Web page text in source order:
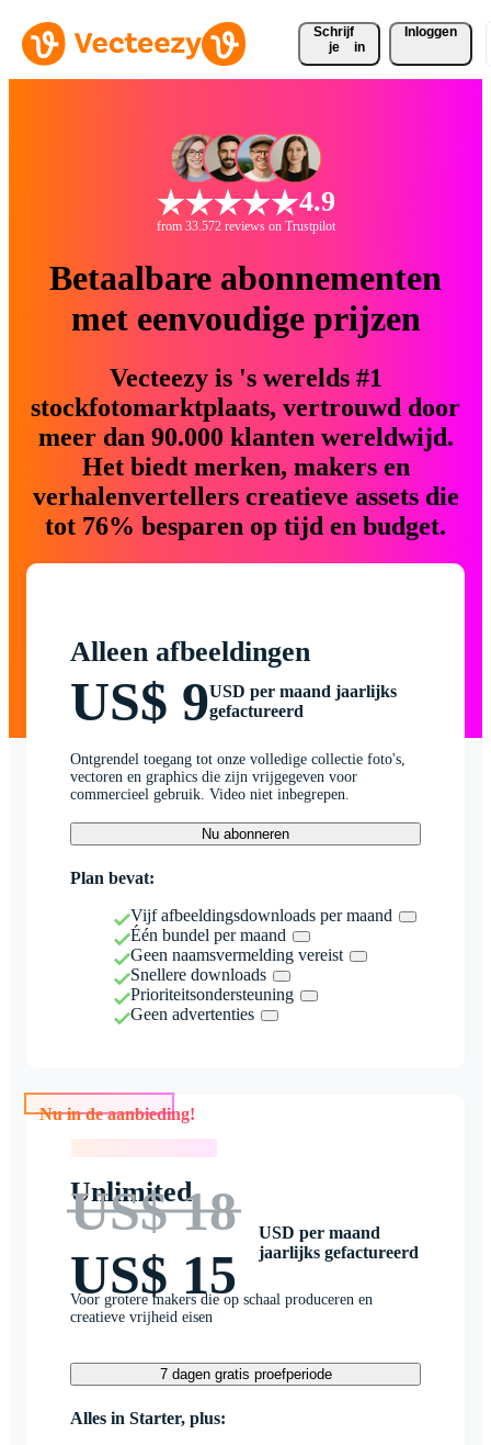
Schrijf
je
in
Inloggen
4.9
from 33.572 reviews on Trustpilot
Betaalbare abonnementen
met eenvoudige prijzen
Vecteezy is 's werelds #1
stockfotomarktplaats, vertrouwd door
meer dan 90.000 klanten wereldwijd.
Het biedt merken, makers en
verhalenvertellers creatieve assets die
tot 76% besparen op tijd en budget.
Alleen afbeeldingen
US$ 9USD per maand jaarlijks
gefactureerd
Ontgrendel toegang tot onze volledige collectie foto's,
vectoren en graphics die zijn vrijgegeven voor
commercieel gebruik. Video niet inbegrepen.
Nu abonneren
Plan bevat:
Vijf afbeeldingsdownloads per maand
Één bundel per maand
Geen naamsvermelding vereist
Snellere downloads
Prioriteitsondersteuning
Geen advertenties
Nu in de aanbieding!
Unlimited
US$ 18
US$ 15
USD per maand
jaarlijks gefactureerd
Voor grotere makers die op schaal produceren en
creatieve vrijheid eisen
7 dagen gratis proefperiode
Alles in Starter, plus: